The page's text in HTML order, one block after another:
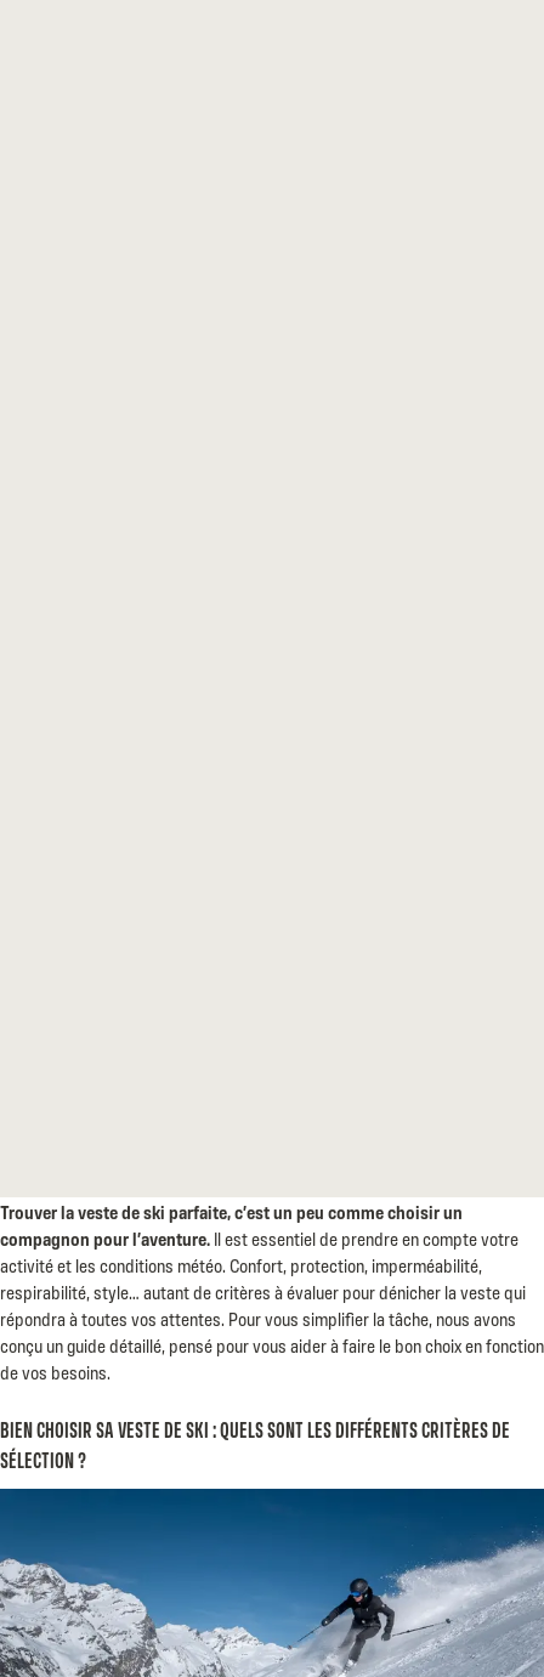
Trouver la veste de ski parfaite, c’est un peu comme choisir un
compagnon pour l’aventure.Il est essentiel de prendre en compte votre
activité et les conditions météo. Confort, protection, imperméabilité,
respirabilité, style… autant de critères à évaluer pour dénicher la veste qui
répondra à toutes vos attentes. Pour vous simplifier la tâche, nous avons
conçu un guide détaillé, pensé pour vous aider à faire le bon choix en fonction
de vos besoins.
BIEN CHOISIR SA VESTE DE SKI : QUELS SONT LES DIFFÉRENTS CRITÈRES DE
SÉLECTION ?